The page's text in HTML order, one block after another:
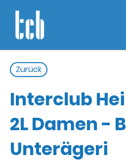
Zurück
Interclub
2L Damen -
Unterägeri